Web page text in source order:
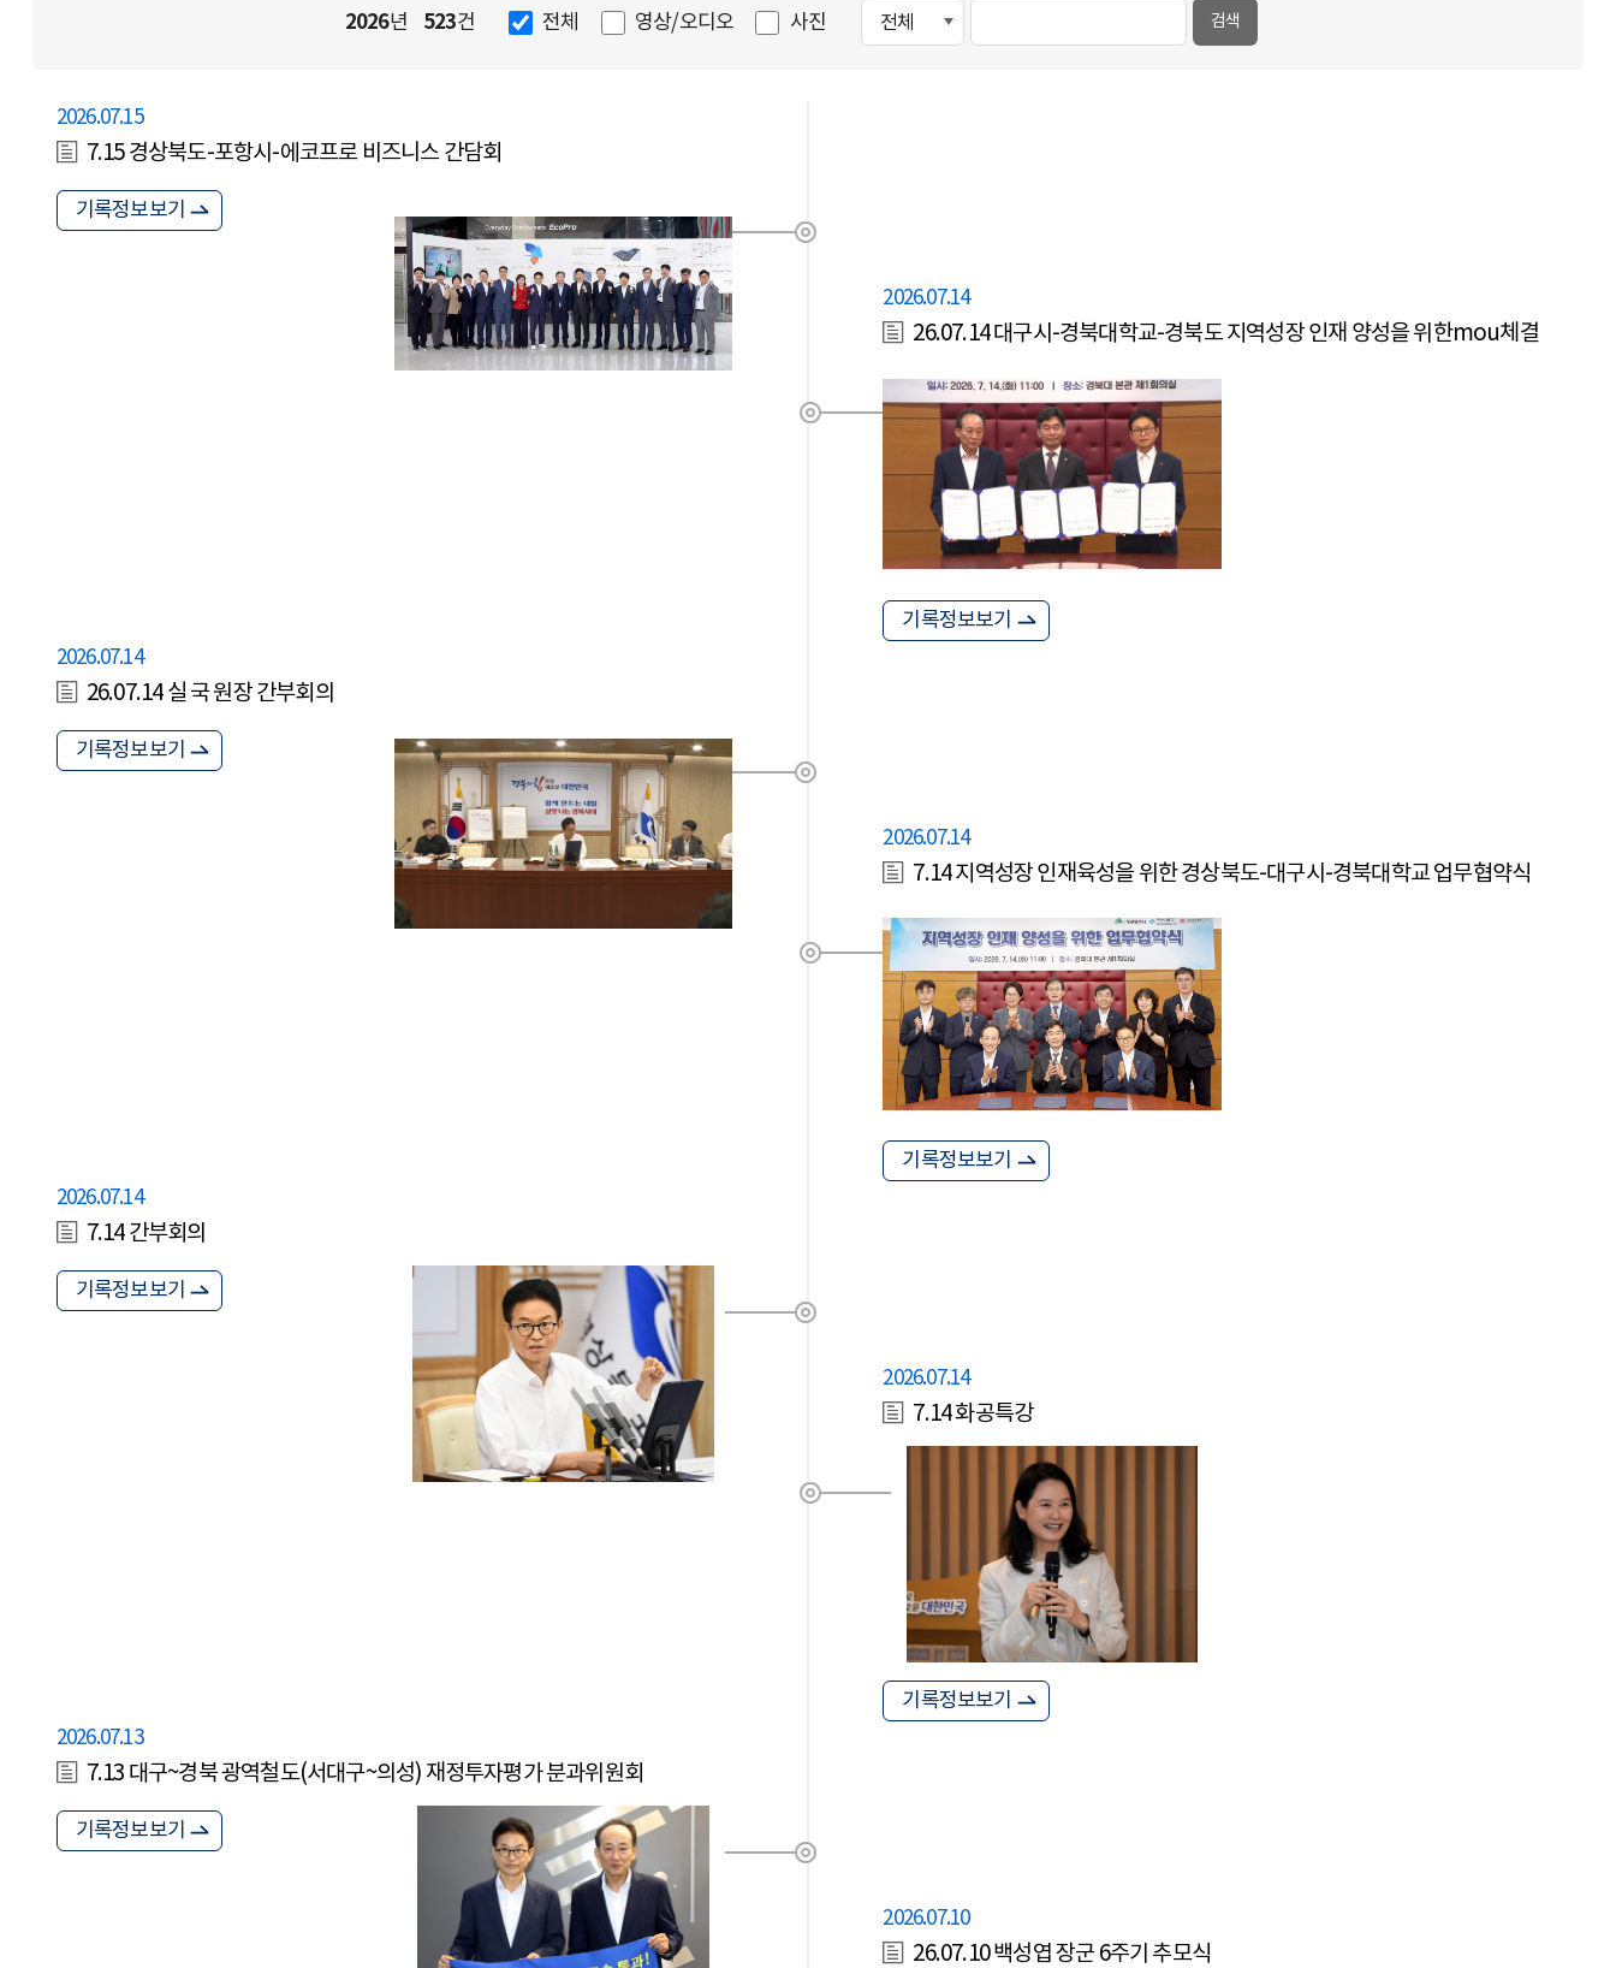
2026년 523건 전체 영상/오디오 사진 검색
2026.07.15
7.15 경상북도-포항시-에코프로 비즈니스 간담회
기록정보보기
2026.07.14
26.07.14 대구시-경북대학교-경북도 지역성장 인재 양성을 위한mou체결
기록정보보기
2026.07.14
26.07.14 실 국 원장 간부회의
기록정보보기
2026.07.14
7.14 지역성장 인재육성을 위한 경상북도-대구시-경북대학교 업무협약식
기록정보보기
2026.07.14
7.14 간부회의
기록정보보기
2026.07.14
7.14 화공특강
기록정보보기
2026.07.13
7.13 대구~경북 광역철도(서대구~의성) 재정투자평가 분과위원회
기록정보보기
2026.07.10
26.07.10 백성엽 장군 6주기 추모식